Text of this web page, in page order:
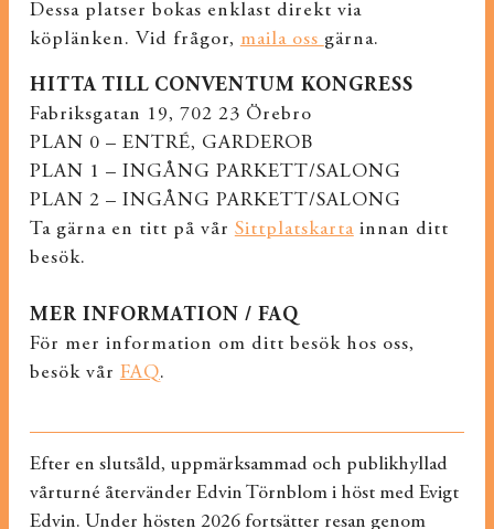
Dessa platser bokas enklast direkt via
köplänken. Vid frågor, maila oss gärna.
HITTA TILL CONVENTUM KONGRESS
Fabriksgatan 19, 702 23 Örebro
PLAN 0 – ENTRÉ, GARDEROB
PLAN 1 – INGÅNG PARKETT/SALONG
PLAN 2 – INGÅNG PARKETT/SALONG
Ta gärna en titt på vår Sittplatskartainnan ditt
besök.
MER INFORMATION / FAQ
För mer information om ditt besök hos oss,
besök vår FAQ.
Efter en slutsåld, uppmärksammad och publikhyllad
vårturné återvänder Edvin Törnblom i höst med Evigt
Edvin. Under hösten 2026 fortsätter resan genom